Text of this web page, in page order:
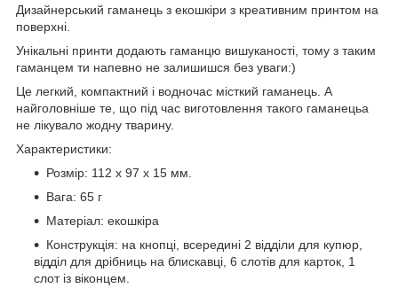
Дизайнерський гаманець з екошкіри з креативним принтом на
поверхні.
Унікальні принти додають гаманцю вишуканості, тому з таким
гаманцем ти напевно не залишишся без уваги:)
Це легкий, компактний і водночас місткий гаманець. А
найголовніше те, що під час виготовлення такого гаманецьа
не лікувало жодну тварину.
Характеристики:
Розмір: 112 х 97 х 15 мм.
Вага: 65 г
Матеріал: екошкіра
Конструкція: на кнопці, всередині 2 відділи для купюр,
відділ для дрібниць на блискавці, 6 слотів для карток, 1
слот із віконцем.